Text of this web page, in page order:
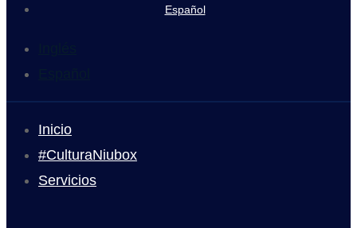
Español
Inicio
#CulturaNiubox
Servicios